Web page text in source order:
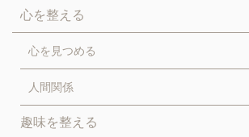
心を整える
心を見つめる
人間関係
趣味を整える